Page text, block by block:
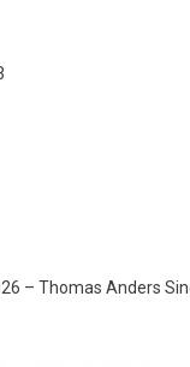
– Thomas Anders